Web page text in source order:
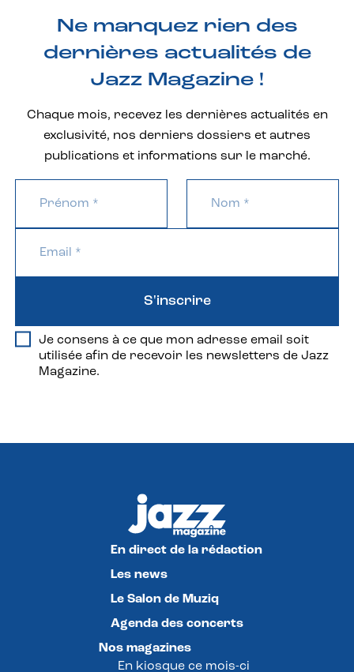
Ne manquez rien des
dernières actualités de
Jazz Magazine !
Chaque mois, recevez les dernières actualités en
exclusivité, nos derniers dossiers et autres
publications et informations sur le marché.
Je consens à ce que mon adresse email soit
utilisée afin de recevoir les newsletters de Jazz
Magazine.
S'inscrire
En direct de la rédaction
Les news
Le Salon de Muziq
Agenda des concerts
Nos magazines
En kiosque ce mois-ci